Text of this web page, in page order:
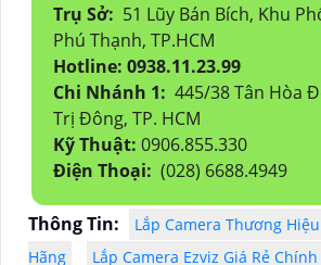
Trụ Sở: 51 Lũy Bán Bích, Khu
Phú Thạnh, TP.HCM
Hotline: 0938.11.23.99
Chi Nhánh 1: 445/38 Tân Hòa
Trị Đông, TP. HCM
Kỹ Thuật: 0906.855.330
Điện Thoại: (028) 6688.4949
Thông Tin:
Lắp Camera Thương
Hãng
Lắp Camera Ezviz Giá Rẻ